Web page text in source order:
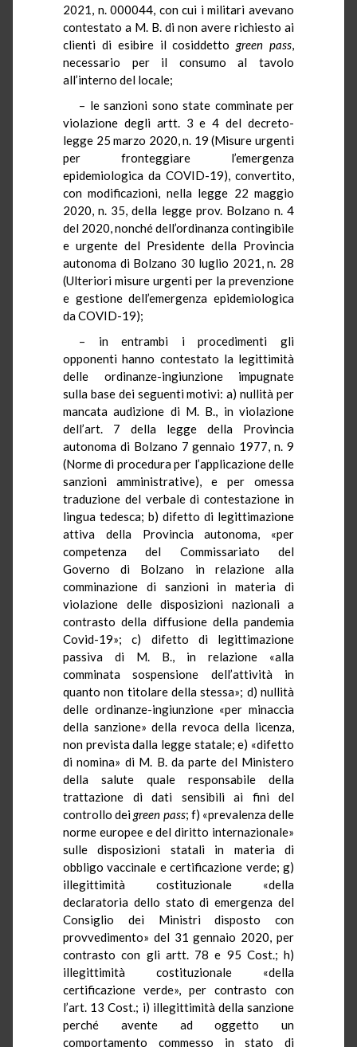
2021, n. 000044, con cui i militari avevano
contestato a M. B. di non avere richiesto ai
clienti di esibire il cosiddettogreen pass,
necessario per il consumo al tavolo
all’interno del locale;
– le sanzioni sono state comminate per
violazione degli artt. 3 e 4 del decreto-
legge 25 marzo 2020, n. 19 (Misure urgenti
per fronteggiare l’emergenza
epidemiologica da COVID-19), convertito,
con modificazioni, nella legge 22 maggio
2020, n. 35, della legge prov. Bolzano n. 4
del 2020, nonché dell’ordinanza contingibile
e urgente del Presidente della Provincia
autonoma di Bolzano 30 luglio 2021, n. 28
(Ulteriori misure urgenti per la prevenzione
e gestione dell’emergenza epidemiologica
da COVID-19);
– in entrambi i procedimenti gli
opponenti hanno contestato la legittimità
delle ordinanze-ingiunzione impugnate
sulla base dei seguenti motivi: a) nullità per
mancata audizione di M. B., in violazione
dell’art. 7 della legge della Provincia
autonoma di Bolzano 7 gennaio 1977, n. 9
(Norme di procedura per l’applicazione delle
sanzioni amministrative), e per omessa
traduzione del verbale di contestazione in
lingua tedesca; b) difetto di legittimazione
attiva della Provincia autonoma, «per
competenza del Commissariato del
Governo di Bolzano in relazione alla
comminazione di sanzioni in materia di
violazione delle disposizioni nazionali a
contrasto della diffusione della pandemia
Covid-19»; c) difetto di legittimazione
passiva di M. B., in relazione «alla
comminata sospensione dell’attività in
quanto non titolare della stessa»; d) nullità
delle ordinanze-ingiunzione «per minaccia
della sanzione» della revoca della licenza,
non prevista dalla legge statale; e) «difetto
di nomina» di M. B. da parte del Ministero
della salute quale responsabile della
trattazione di dati sensibili ai fini del
controllo deigreen pass; f) «prevalenza delle
norme europee e del diritto internazionale»
sulle disposizioni statali in materia di
obbligo vaccinale e certificazione verde; g)
illegittimità costituzionale «della
declaratoria dello stato di emergenza del
Consiglio dei Ministri disposto con
provvedimento» del 31 gennaio 2020, per
contrasto con gli artt. 78 e 95 Cost.; h)
illegittimità costituzionale «della
certificazione verde», per contrasto con
l’art. 13 Cost.; i) illegittimità della sanzione
perché avente ad oggetto un
comportamento commesso in stato di